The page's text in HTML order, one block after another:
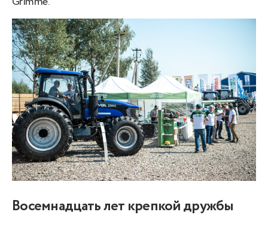
Восемнадцать лет крепкой дружбы